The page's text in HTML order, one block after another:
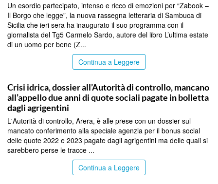
Un esordio partecipato, intenso e ricco di emozioni per “Zabook –
Il Borgo che legge”, la nuova rassegna letteraria di Sambuca di
Sicilia che ieri sera ha inaugurato il suo programma con il
giornalista del Tg5 Carmelo Sardo, autore del libro L’ultima estate
di un uomo per bene (Z...
Continua a Leggere
Crisi idrica, dossier all’Autorità di controllo, mancano
all’appello due anni di quote sociali pagate in bolletta
dagli agrigentini
L'Autorità di controllo, Arera, è alle prese con un dossier sul
mancato conferimento alla speciale agenzia per il bonus social
delle quote 2022 e 2023 pagate dagli agrigentini ma delle quali si
sarebbero perse le tracce ...
Continua a Leggere